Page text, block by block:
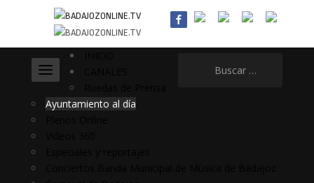
Ayuntamiento al día